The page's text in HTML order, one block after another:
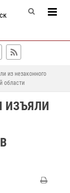
из незаконного
области
ИЗЪЯЛИ